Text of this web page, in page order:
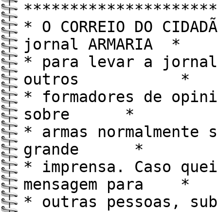
* O CORREIO DO
jornal ARMARIA *
* para levar a
outros *
* formadores de
sobre *
* armas normalmente
grande *
* imprensa. Caso
mensagem para *
* outras pessoas,